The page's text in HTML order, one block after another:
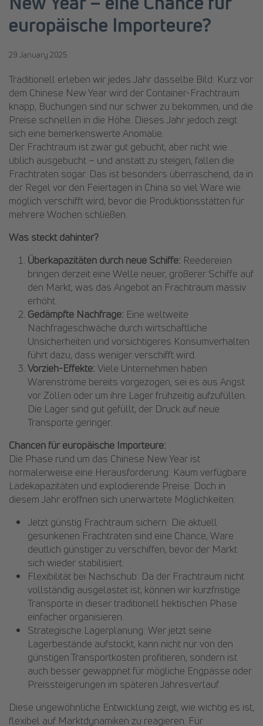
europäische Importeure?
29 January 2025
Traditionell erleben wir jedes Jahr dasselbe Bild: Kurz vor
dem Chinese New Year wird der Container-Frachtraum
knapp, Buchungen sind nur schwer zu bekommen, und die
Preise schnellen in die Höhe. Dieses Jahr jedoch zeigt
sich eine bemerkenswerte Anomalie.
Der Frachtraum ist zwar gut gebucht, aber nicht wie
üblich ausgebucht – und anstatt zu steigen, fallen die
Frachtraten sogar. Das ist besonders überraschend, da in
der Regel vor den Feiertagen in China so viel Ware wie
möglich verschifft wird, bevor die Produktionsstätten für
mehrere Wochen schließen.
Was steckt dahinter?
Überkapazitäten durch neue Schiffe: Reedereien
bringen derzeit eine Welle neuer, größerer Schiffe auf
den Markt, was das Angebot an Frachtraum massiv
erhöht.
Gedämpfte Nachfrage: Eine weltweite
Nachfrageschwäche durch wirtschaftliche
Unsicherheiten und vorsichtigeres Konsumverhalten
führt dazu, dass weniger verschifft wird.
Vorzieh-Effekte: Viele Unternehmen haben
Warenströme bereits vorgezogen, sei es aus Angst
vor Zöllen oder um ihre Lager frühzeitig aufzufüllen.
Die Lager sind gut gefüllt, der Druck auf neue
Transporte geringer.
Chancen für europäische Importeure:
Die Phase rund um das Chinese New Year ist
normalerweise eine Herausforderung: Kaum verfügbare
Ladekapazitäten und explodierende Preise. Doch in
diesem Jahr eröffnen sich unerwartete Möglichkeiten:
Jetzt günstig Frachtraum sichern: Die aktuell
gesunkenen Frachtraten sind eine Chance, Ware
deutlich günstiger zu verschiffen, bevor der Markt
sich wieder stabilisiert.
Flexibilität bei Nachschub: Da der Frachtraum nicht
vollständig ausgelastet ist, können wir kurzfristige
Transporte in dieser traditionell hektischen Phase
einfacher organisieren.
Strategische Lagerplanung: Wer jetzt seine
Lagerbestände aufstockt, kann nicht nur von den
günstigen Transportkosten profitieren, sondern ist
auch besser gewappnet für mögliche Engpässe oder
Preissteigerungen im späteren Jahresverlauf.
Diese ungewöhnliche Entwicklung zeigt, wie wichtig es ist,
flexibel auf Marktdynamiken zu reagieren. Für